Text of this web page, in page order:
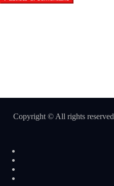
Copyright © All rights reserved